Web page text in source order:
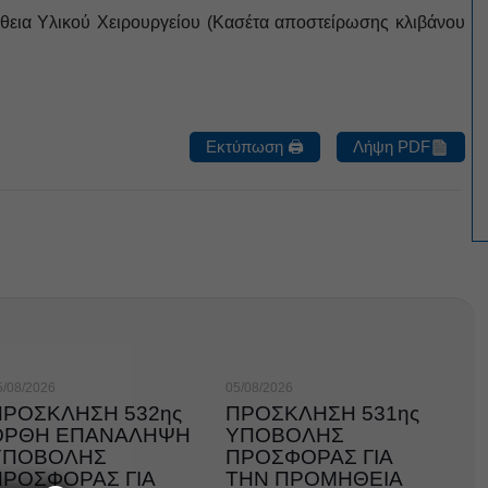
Υλικού Χειρουργείου (Κασέτα αποστείρωσης κλιβάνου
Εκτύπωση 🖨 Λήψη PDF
08/2026
532ης
ΕΠΑΝΑΛΗΨΗ
ΓΙΑ
05/08/2026
ΠΡΟΣΚΛΗΣΗ 531ης
ΥΠΟΒΟΛΗΣ
ΠΡΟΣΦΟΡΑΣ ΓΙΑ
ΤΗΝ ΠΡΟΜΗΘΕΙΑ